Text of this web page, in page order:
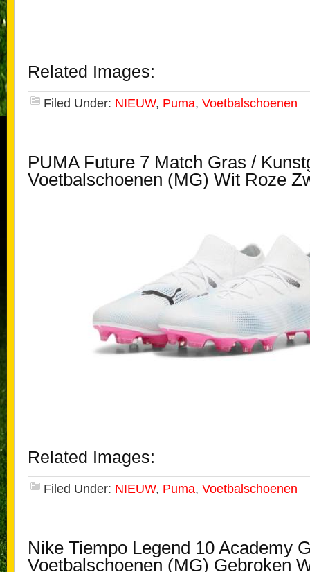
Related Images:
Filed Under: NIEUW, Puma, Voetbalschoenen
PUMA Future 7 Match Gras /
Voetbalschoenen (MG) Wit Roze
Related Images:
Filed Under: NIEUW, Puma, Voetbalschoenen
Nike Tiempo Legend 10 Academy
Voetbalschoenen (MG) Gebroken